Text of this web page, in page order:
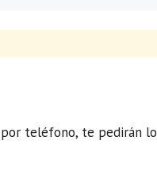
teléfono, te pedirán lo